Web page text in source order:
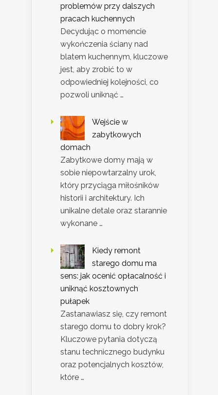
problemów przy dalszych
pracach kuchennych
Decydując o momencie
wykończenia ściany nad
blatem kuchennym, kluczowe
jest, aby zrobić to w
odpowiedniej kolejności, co
pozwoli uniknąć …
Wejście w
zabytkowych
domach
Zabytkowe domy mają w
sobie niepowtarzalny urok,
który przyciąga miłośników
historii i architektury. Ich
unikalne detale oraz starannie
wykonane …
Kiedy remont
starego domu ma
sens: jak ocenić opłacalność i
uniknąć kosztownych
pułapek
Zastanawiasz się, czy remont
starego domu to dobry krok?
Kluczowe pytania dotyczą
stanu technicznego budynku
oraz potencjalnych kosztów,
które …